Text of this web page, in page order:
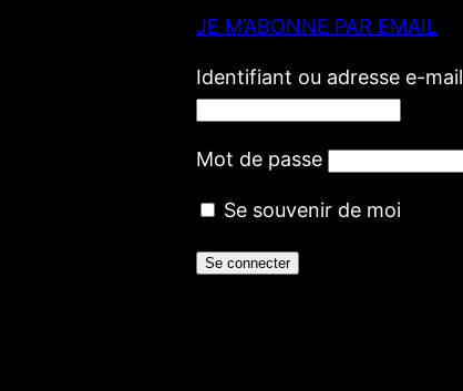
JE M’ABONNE PAR EMAIL
Identifiant ou adresse e-mail
Mot de passe
Se souvenir de moi